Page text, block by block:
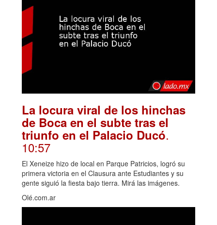
La locura viral de los hinchas
de Boca en el subte tras el
triunfo en el Palacio Ducó.
10:57
El Xeneize hizo de local en Parque Patricios, logró su
primera victoria en el Clausura ante Estudiantes y su
gente siguió la fiesta bajo tierra. Mirá las imágenes.
Olé.com.ar